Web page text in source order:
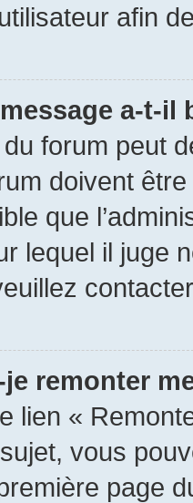
afin
a-t-il
du forum peut
doivent
que
lequel il juge
remonter
lien «
vous
page